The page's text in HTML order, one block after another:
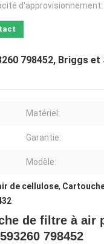
d'approvisionnement:
798452, Briggs
Matériel:
Garantie:
Modèle:
de cellulose,
de filtre à air
798452